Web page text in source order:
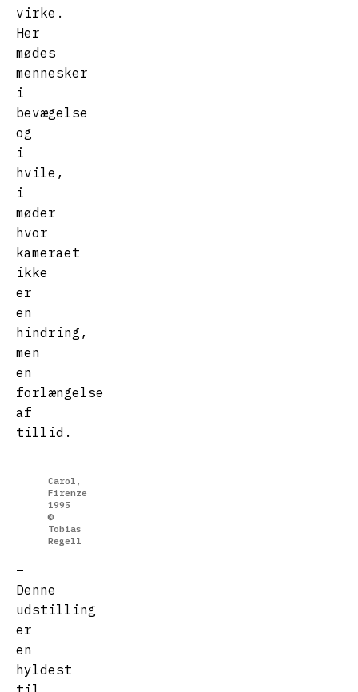
virke.
Her
mødes
mennesker
i
bevægelse
og
i
hvile,
i
møder
hvor
kameraet
ikke
er
en
hindring,
men
en
forlængelse
af
tillid.
Carol,
Firenze
1995
©
Tobias
Regell
–
Denne
udstilling
er
en
hyldest